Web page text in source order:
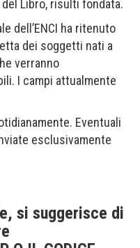
Libro, risulti fondata.
dell’ENCI ha ritenuto
dei soggetti nati a
verranno
I campi attualmente
Eventuali
esclusivamente
si suggerisce di